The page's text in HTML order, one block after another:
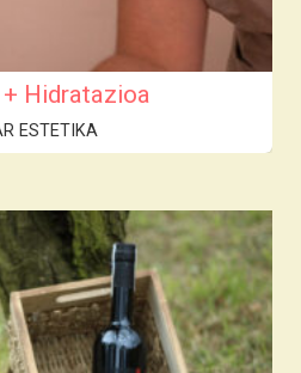
Hidratazioa
ESTETIKA